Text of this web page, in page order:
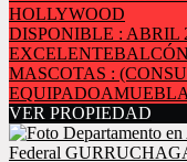
HOLLYWOOD
DISPONIBLE : ABRIL
MASCOTAS :
VER PROPIEDAD